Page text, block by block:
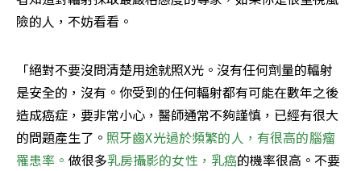
險的人，不妨看看。
「絕對不要沒問清楚用途就照X光。沒有任何劑量的輻射
是安全的，沒有。你受到的任何輻射都有可能在數年之後
造成癌症，要非常小心，醫師通常不夠謹慎，已經有很大
的問題產生了。 照牙齒X光過於頻繁的人，有很高的腦瘤
罹患率。 做很多乳房攝影的女性，乳癌的機率很高。不要